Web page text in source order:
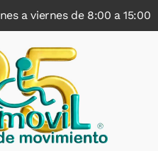
a viernes de 8:00 a 15:00